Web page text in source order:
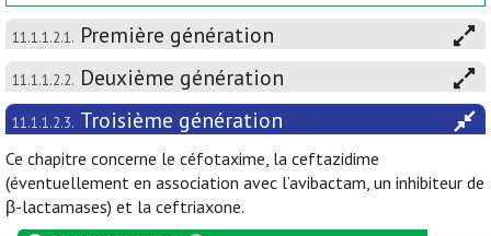
11.1.1.2.1. Première génération
11.1.1.2.2. Deuxième génération
11.1.1.2.3. Troisième génération
Ce chapitre concerne le céfotaxime, la ceftazidime
(éventuellement en association avec l’avibactam, un inhibiteur de
β-lactamases) et la ceftriaxone.